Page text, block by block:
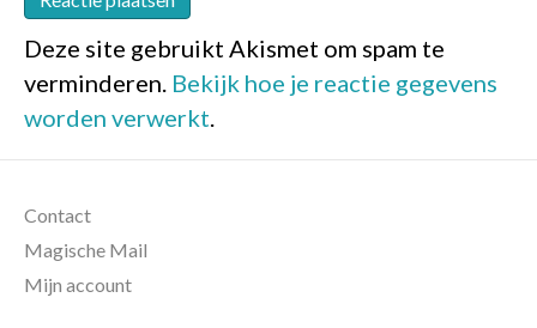
Deze site gebruikt Akismet om spam te
verminderen. Bekijk hoe je reactie gegevens
worden verwerkt.
Contact
Magische Mail
Mijn account